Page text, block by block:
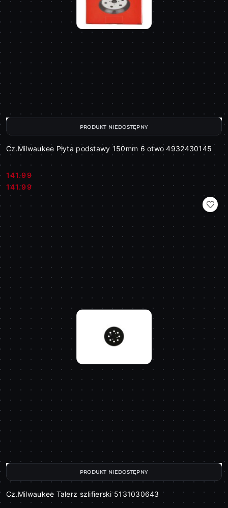
Cz.Milwaukee Płyta podstawy 150mm 6 otwo 4932430145
Cena:
141.99
Cena:
141.99
PRODUKT NIEDOSTĘPNY
Cz.Milwaukee Talerz szlifierski 5131030643
PRODUKT NIEDOSTĘPNY